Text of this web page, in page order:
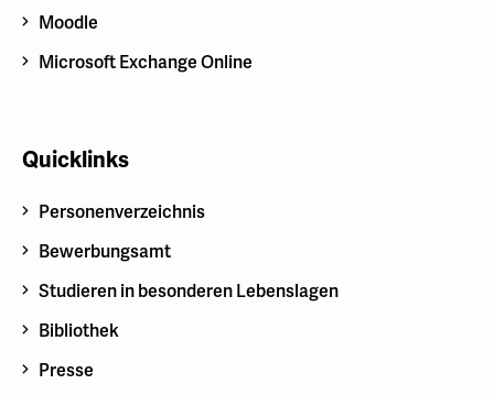
Moodle
Microsoft Exchange Online
Quicklinks
Personenverzeichnis
Bewerbungsamt
Studieren in besonderen Lebenslagen
Bibliothek
Presse